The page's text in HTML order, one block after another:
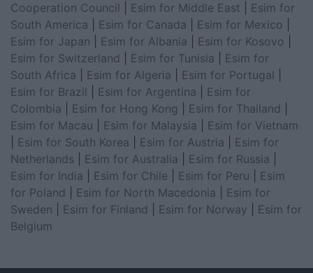
Cooperation Council
Esim for Middle East
Esim for
South America
Esim for Canada Esim for Mexico
Esim for Japan
Esim for Albania Esim for Kosovo
Esim for Switzerland
Esim for Tunisia
Esim for
South Africa
Esim for Algeria Esim for Portugal
Esim for Brazil
Esim for Argentina
Esim for
Colombia
Esim for Hong Kong Esim for Thailand
Esim for Macau
Esim for Malaysia
Esim for Vietnam
Esim for South Korea Esim for Austria
Esim for
Netherlands
Esim for Australia Esim for Russia
Esim for India
Esim for Chile Esim for Peru
Esim
for Poland
Esim for North Macedonia
Esim for
Sweden
Esim for Finland Esim for Norway
Esim for
Belgium